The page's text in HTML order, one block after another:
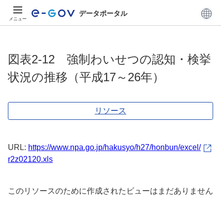
メニュー
データポータル
図表2-12 強制わいせつの認知・検挙
状況の推移（平成17～26年）
リソース
URL: https://www.npa.go.jp/hakusyo/h27/honbun/excel/
r2z02120.xls
このリソースのために作成されたビューはまだありません